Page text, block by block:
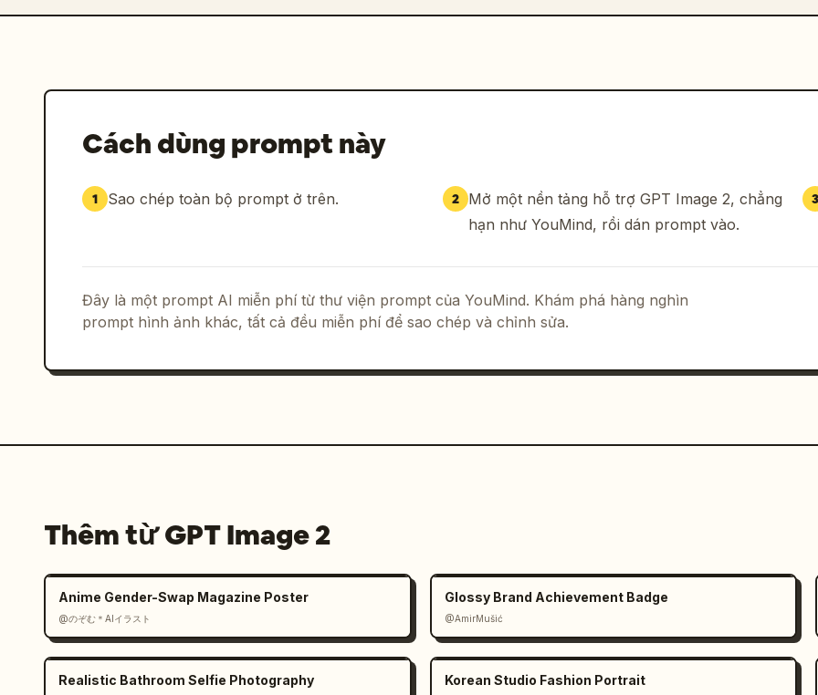
Cách dùng prompt này
1 Sao chép toàn bộ prompt ở trên. 2 Mở một nền tảng hỗ trợ GPT Image 2, chẳng
hạn như YouMind, rồi dán prompt vào.
3
Đây là một prompt AI miễn phí từ thư viện prompt của YouMind. Khám phá hàng nghìn
prompt hình ảnh khác, tất cả đều miễn phí để sao chép và chỉnh sửa.
Thêm từ GPT Image 2
Anime Gender-Swap Magazine Poster
@のぞむ＊AIイラスト
Glossy Brand Achievement Badge
@AmirMušić
Realistic Bathroom Selfie Photography Korean Studio Fashion Portrait